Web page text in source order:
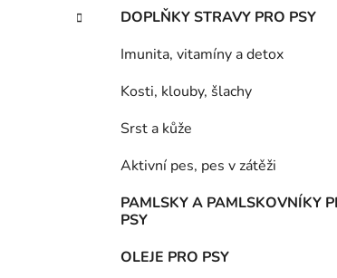
s
e
DOPLŇKY STRAVY PRO PSY
Imunita, vitamíny a detox
Kosti, klouby, šlachy
Srst a kůže
Aktivní pes, pes v zátěži
PAMLSKY A PAMLSKOVNÍKY
PSY
OLEJE PRO PSY